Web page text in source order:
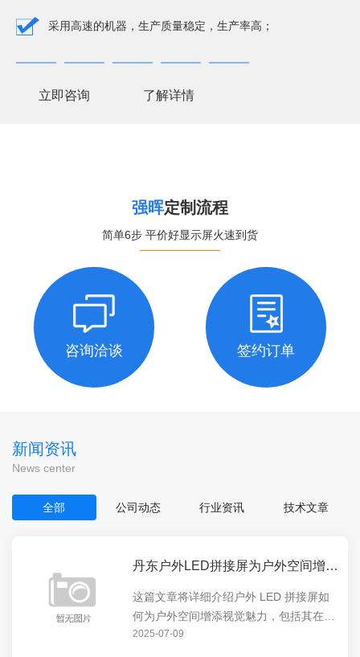
采用高速的机器，生产质量稳定，生产率高；
立即咨询 了解详情
强晖定制流程
简单6步 平价好显示屏火速到货
咨询洽谈 签约订单
新闻资讯
News center
全部 公司动态 行业资讯 技术文章
丹东户外LED拼接屏为户外空间增添视觉魅力
这篇文章将详细介绍户外 LED 拼接屏如
何为户外空间增添视觉魅力，包括其在展
示动态内容、营造氛围等方面的卓越表
2025-07-09